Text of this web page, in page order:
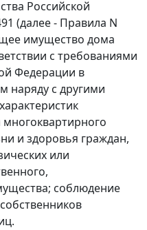
Российской
(далее - Правила N
имущество дома
с требованиями
Федерации в
наряду с другими
и здоровья граждан,
или
соблюдение